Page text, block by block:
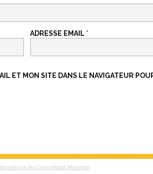
ADRESSE EMAIL *
ET MON SITE DANS LE NAVIGATEUR
du Consortium Museum